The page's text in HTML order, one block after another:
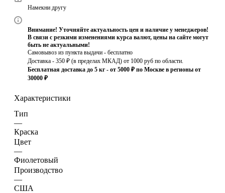
Намекни другу
Внимание! Уточняйте актуальность цен и наличие у менеджеров!
В связи с резкими изменениями курса валют, цены на сайте могут
быть не актуальными!
Самовывоз из пункта выдачи - бесплатно
Доставка - 350 ₽ (в пределах МКАД) от 1000 руб по области.
Бесплатная доставка до 5 кг - от 5000 ₽ по Москве в регионы от
30000 ₽
Характеристики
Тип
—
Краска
Цвет
—
Фиолетовый
Производство
—
США